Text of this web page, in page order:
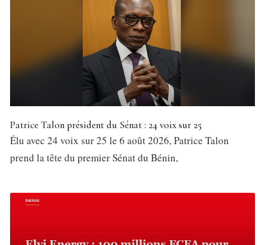
Patrice Talon président du Sénat : 24 voix sur 25
Élu avec 24 voix sur 25 le 6 août 2026, Patrice Talon
prend la tête du premier Sénat du Bénin,